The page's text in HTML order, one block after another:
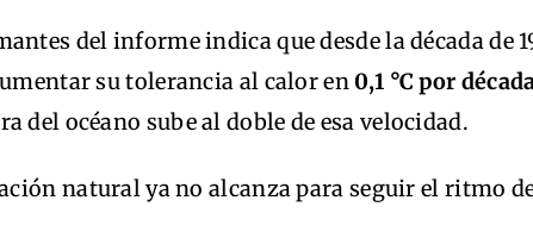
del informe indica que desde la década de
su tolerancia al calor en0,1 °C por
del océano sube al doble de esa velocidad.
natural ya no alcanza para seguir el ritmo